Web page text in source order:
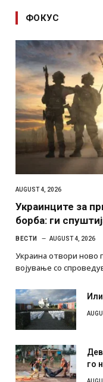
ФОКУС
AUGUST 4, 2026
Украинците за
борба: ги
AUGUST 4, 2026
Украина отвори ново
војување со
го